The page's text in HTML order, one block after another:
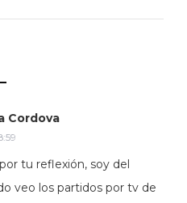
Cordova
tu reflexión, soy del
veo los partidos por tv de